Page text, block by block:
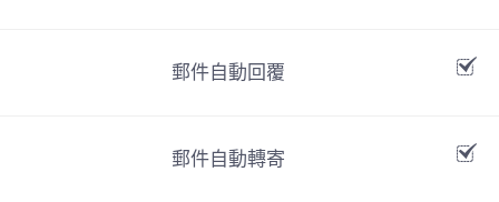
郵件自動回覆
郵件自動轉寄